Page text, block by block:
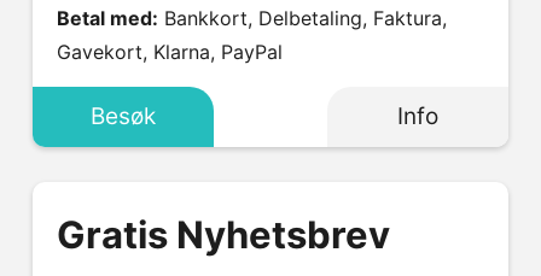
Betal med:
Gavekort, Klarna, PayPal
Besøk Info
Gratis Nyhetsbrev